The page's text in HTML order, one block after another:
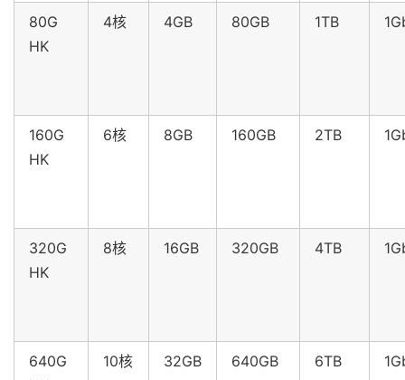
80G
HK
4核 4GB 80GB 1TB
160G
HK
6核 8GB 160GB 2TB
320G
HK
8核 16GB 320GB 4TB
640G
10核 32GB 640GB 6TB